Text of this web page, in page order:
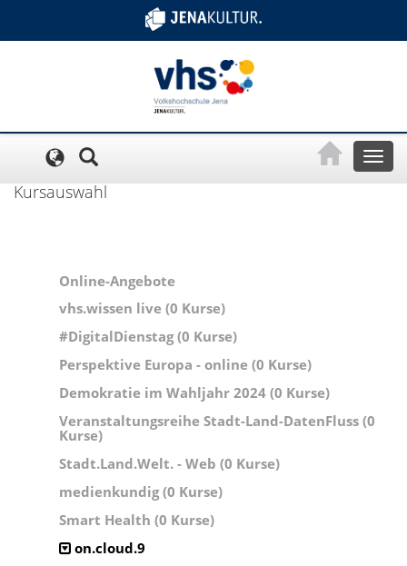
Toggle
Kursauswahl
Online-Angebote
vhs.wissen live (0 Kurse)
#DigitalDienstag (0 Kurse)
Perspektive Europa - online (0 Kurse)
Demokratie im Wahljahr 2024 (0 Kurse)
Veranstaltungsreihe Stadt-Land-DatenFluss (0
Kurse)
Stadt.Land.Welt. - Web (0 Kurse)
medienkundig (0 Kurse)
Smart Health (0 Kurse)
on.cloud.9